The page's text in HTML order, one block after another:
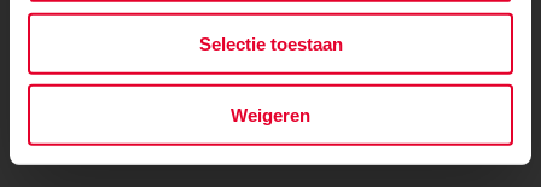
Selectie toestaan
Weigeren